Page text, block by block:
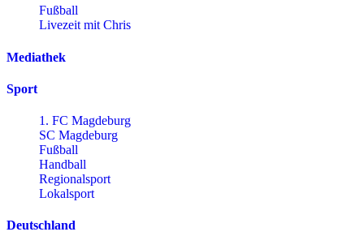
Fußball
Livezeit mit Chris
Mediathek
Sport
1. FC Magdeburg
SC Magdeburg
Fußball
Handball
Regionalsport
Lokalsport
Deutschland